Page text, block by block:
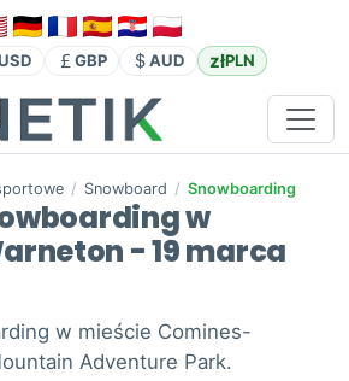
GBP AUD złPLN
/ Snowboard / Snowboarding
w
- 19 marca
w mieście Comines-
Adventure Park.